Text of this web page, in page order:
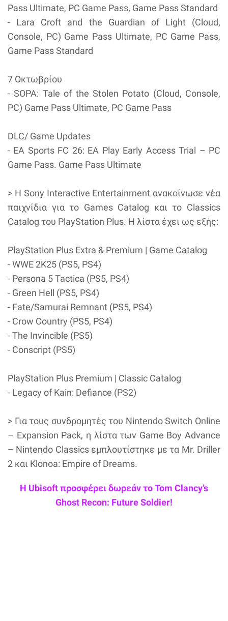
Pass Ultimate, PC Game Pass, Game Pass Standard
- Lara Croft and the Guardian of Light (Cloud,
Console, PC) Game Pass Ultimate, PC Game Pass,
Game Pass Standard
7 Οκτωβρίου
- SOPA: Tale of the Stolen Potato (Cloud, Console,
PC) Game Pass Ultimate, PC Game Pass
DLC/ Game Updates
- EA Sports FC 26: EA Play Early Access Trial – PC
Game Pass. Game Pass Ultimate
> Η Sony Interactive Entertainment ανακοίνωσε νέα
παιχνίδια για το Games Catalog και το Classics
Catalog του PlayStation Plus. Η λίστα έχει ως εξής:
PlayStation Plus Extra & Premium | Game Catalog
- WWE 2K25 (PS5, PS4)
- Persona 5 Tactica (PS5, PS4)
- Green Hell (PS5, PS4)
- Fate/Samurai Remnant (PS5, PS4)
- Crow Country (PS5, PS4)
- The Invincible (PS5)
- Conscript (PS5)
PlayStation Plus Premium | Classic Catalog
- Legacy of Kain: Defiance (PS2)
> Για τους συνδρομητές του Nintendo Switch Online
– Expansion Pack, η λίστα των Game Boy Advance
– Nintendo Classics εμπλουτίστηκε με τα Mr. Driller
2 και Klonoa: Empire of Dreams.
Η Ubisoft προσφέρει δωρεάν το Tom Clancy’s
Ghost Recon: Future Soldier!